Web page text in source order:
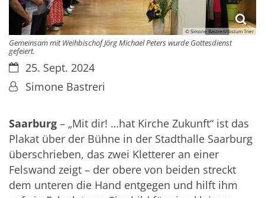
© Simone Bastreri/Bistum Trier
Gemeinsam mit Weihbischof Jörg Michael Peters wurde Gottesdienst
gefeiert.
Datum:25. Sept. 2024
Von:Simone Bastreri
Saarburg – „Mit dir! …hat Kirche Zukunft“ ist das
Plakat über der Bühne in der Stadthalle Saarburg
überschrieben, das zwei Kletterer an einer
Felswand zeigt – der obere von beiden streckt
dem unteren die Hand entgegen und hilft ihm